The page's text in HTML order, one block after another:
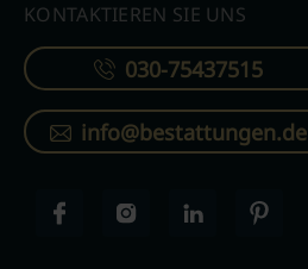
KONTAKTIEREN SIE UNS
030-75437515
info@bestattungen.de